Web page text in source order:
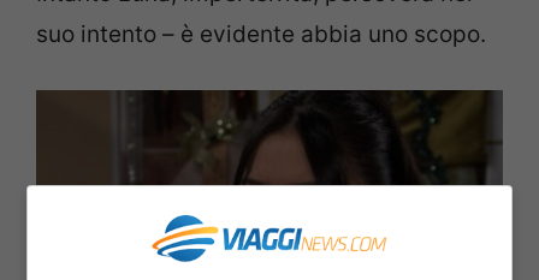
suo intento – è evidente abbia uno scopo.